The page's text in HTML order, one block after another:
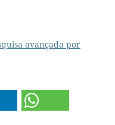
avançada por